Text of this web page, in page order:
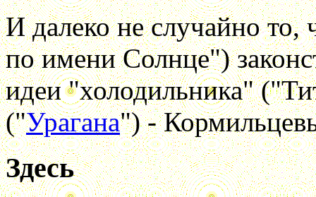
И далеко не случайно то,
по имени Солнце")
идеи "холодильника"
("Урагана") -
Здесь